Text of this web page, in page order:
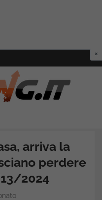
arriva la
perdere
2024